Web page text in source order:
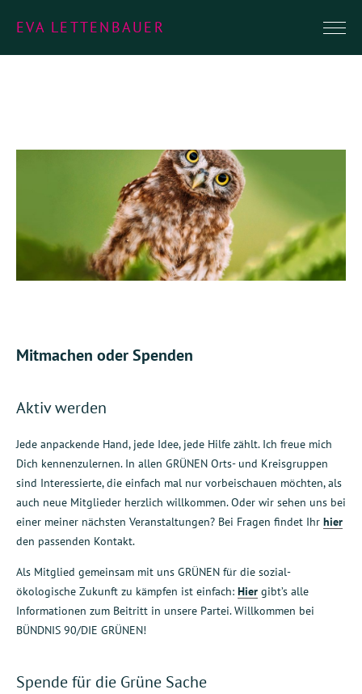
EVA LETTENBAUER
Mitmachen oder Spenden
Aktiv werden
Jede anpackende Hand, jede Idee, jede Hilfe zählt. Ich freue mich
Dich kennenzulernen. In allen GRÜNEN Orts- und Kreisgruppen
sind Interessierte, die einfach mal nur vorbeischauen möchten, als
auch neue Mitglieder herzlich willkommen. Oder wir sehen uns bei
einer meiner nächsten Veranstaltungen? Bei Fragen findet Ihr hier
den passenden Kontakt.
Als Mitglied gemeinsam mit uns GRÜNEN für die sozial-
ökologische Zukunft zu kämpfen ist einfach: Hier gibt’s alle
Informationen zum Beitritt in unsere Partei. Willkommen bei
BÜNDNIS 90/DIE GRÜNEN!
Spende für die Grüne Sache